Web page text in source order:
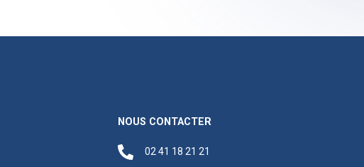
NOUS CONTACTER
02 41 18 21 21